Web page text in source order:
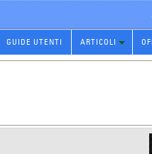
GUIDE UTENTI ARTICOLI